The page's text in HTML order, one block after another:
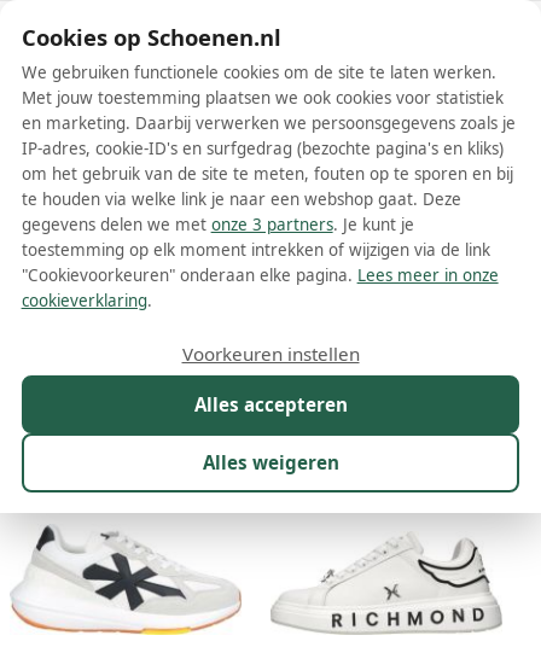
Schoenen.nl
Wis filters Alle filters
Witte John Richmond schoenen
Meer lezen
Kleur 1
36 resultaten:
Cookies op Schoenen.nl
We gebruiken functionele cookies om de site te laten werken.
Met jouw toestemming plaatsen we ook cookies voor statistiek
en marketing. Daarbij verwerken we persoonsgegevens zoals je
IP-adres, cookie-ID's en surfgedrag (bezochte pagina's en kliks)
om het gebruik van de site te meten, fouten op te sporen en bij
te houden via welke link je naar een webshop gaat. Deze
gegevens delen we met onze 3 partners. Je kunt je
toestemming op elk moment intrekken of wijzigen via de link
"Cookievoorkeuren" onderaan elke pagina. Lees meer in onze
cookieverklaring.
Alles accepteren
Alles weigeren
Voorkeuren instellen